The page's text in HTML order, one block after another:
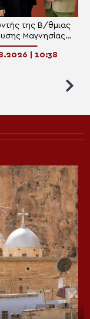
της Β/θμιας
Μαγνησίας
Μητροπολίτη
| 10:38